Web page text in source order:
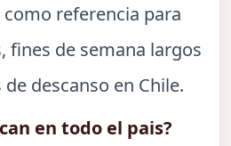
como referencia para
fines de semana largos
descanso en Chile.
en todo el pais?